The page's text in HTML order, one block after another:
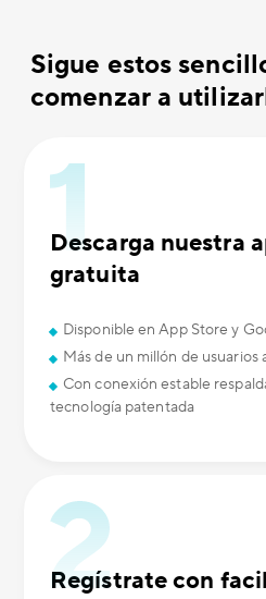
Sigue estos
comenzar a
Descarga nuestra
gratuita
Disponible en App Store y
Más de un millón de
Con conexión estable
tecnología patentada
Regístrate con